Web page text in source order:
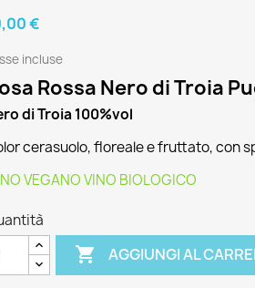
€
incluse
Rossa Nero di Troia
di Troia 100%vol
cerasuolo, floreale e fruttato, con
VEGANOVINO BIOLOGICO
 AGGIUNGI AL